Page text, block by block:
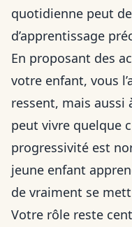
quotidienne peut
d’apprentissage
En proposant des
votre enfant, vous
ressent, mais aussi
peut vivre quelque
progressivité est
jeune enfant
de vraiment se
Votre rôle reste